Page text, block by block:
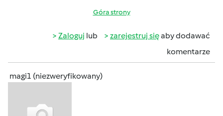
Góra strony
Zaloguj lub zarejestruj sięaby dodawać
komentarze
magi1 (niezweryfikowany)